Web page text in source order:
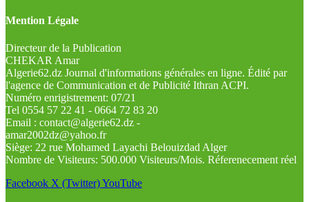
Mention Légale
Directeur de la Publication
CHEKAR Amar
Algerie62.dz Journal d'informations générales en ligne. Édité par
l'agence de Communication et de Publicité Ithran ACPI.
Numéro enrigistrement: 07/21
Tel 0554 57 22 41 - 0664 72 83 20
Email : contact@algerie62.dz -
amar2002dz@yahoo.fr
Siège: 22 rue Mohamed Layachi Belouizdad Alger
Nombre de Visiteurs: 500.000 Visiteurs/Mois. Réferenecement réel
Facebook X (Twitter)YouTube